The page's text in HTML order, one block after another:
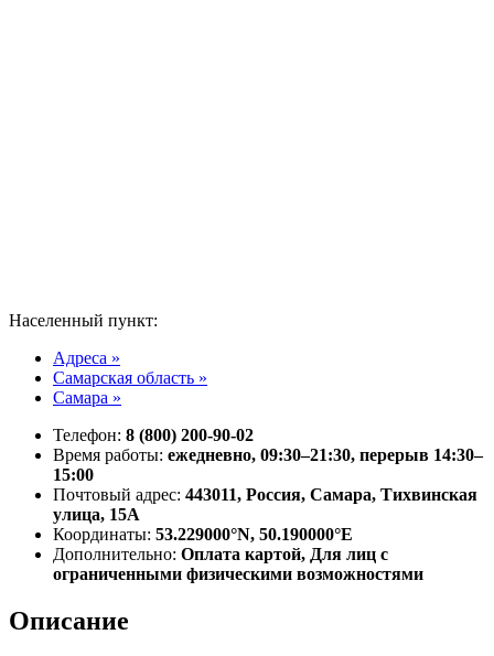
Населенный пункт:
Адреса »
Самарская область »
Самара »
Телефон: 8 (800) 200-90-02
Время работы: ежедневно, 09:30–21:30, перерыв 14:30–
15:00
Почтовый адрес: 443011, Россия, Самара, Тихвинская
улица, 15А
Координаты: 53.229000°N, 50.190000°E
Дополнительно: Оплата картой, Для лиц с
ограниченными физическими возможностями
Описание